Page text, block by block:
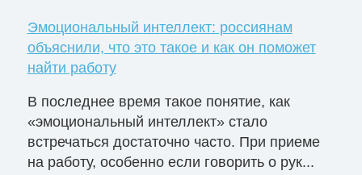
Эмоциональный интеллект: россиянам
объяснили, что это такое и как он поможет
найти работу
В последнее время такое понятие, как
«эмоциональный интеллект» стало
встречаться достаточно часто. При приеме
на работу, особенно если говорить о рук...